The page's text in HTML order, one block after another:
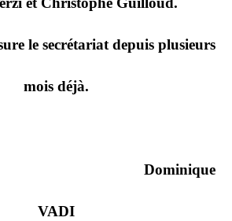
le secrétariat depuis plusieurs
mois déjà.
VADI